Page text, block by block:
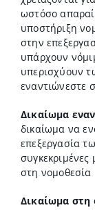
ωστόσο
υποστήριξη
στην
υπάρχουν
υπερισχύουν
εναντιώνεστε
Δικαίωμα
δικαίωμα να
επεξεργασία
στη νομοθεσία
Δικαίωμα στη